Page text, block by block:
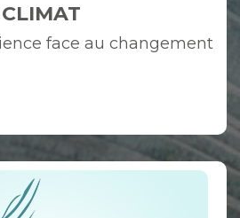
CLIMAT
face au changement